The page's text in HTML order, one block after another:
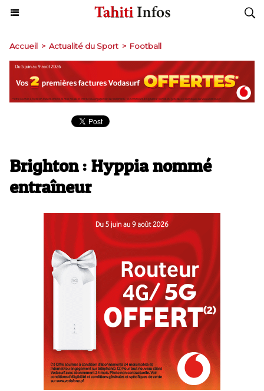
Accueil > Actualité du Sport > Football
Brighton : Hyppia nommé
entraîneur